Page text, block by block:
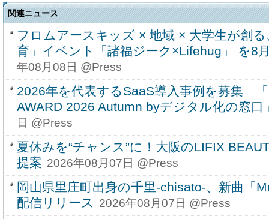
関連ニュース
フロムアースキッズ × 地域 × 大学生が創
育」イベント「諸福ジーク×Lifehug」 を8
年08月08日 @Press
2026年を代表するSaaS導入事例を募集
AWARD 2026 Autumn byデジタル化の窓口
日 @Press
夏休みを“チャンス”に！大阪のLIFIX
提案 2026年08月07日 @Press
岡山県里庄町出身の千里-chisato-、新曲「
配信リリース 2026年08月07日 @Press